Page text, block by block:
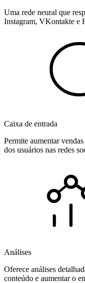
Uma rede neural que
Instagram, VKontakte e
Caixa de entrada
Permite aumentar
dos usuários nas redes
Análises
Oferece análises
conteúdo e aumentar o